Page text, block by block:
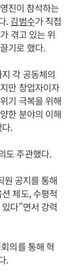
진이 참석하는
.김범수가 직접
겪고 있는 위
기로 했다.
각 공동체의
만 창업자이자
기 극복을 위해
한 분야의 이해
.
도 주관했다.
원 공지를 통해
제도, 수평적
다"면서 강력
의를 통해 혁
.